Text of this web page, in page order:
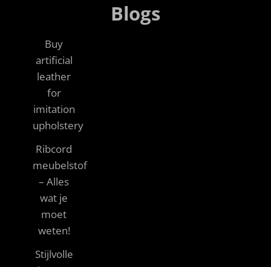
Blogs
Buy
artificial
leather
for
imitation
upholstery
Ribcord
meubelstof
– Alles
wat je
moet
weten!
Stijlvolle